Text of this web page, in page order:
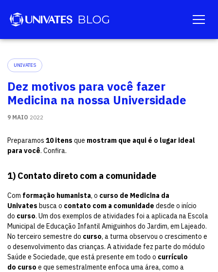
UNIVATES
Dez motivos para você fazer
Medicina na nossa Universidade
9 MAIO 2022
Preparamos 10 itens que mostram que aqui é o lugar ideal
para você. Confira.
1) Contato direto com a comunidade
Com formação humanista, o curso de Medicina da
Univates busca o contato com a comunidade desde o início
do curso. Um dos exemplos de atividades foi a aplicada na Escola
Municipal de Educação Infantil Amiguinhos do Jardim, em Lajeado.
No terceiro semestre do curso, a turma observou o crescimento e
o desenvolvimento das crianças. A atividade fez parte do módulo
Saúde e Sociedade, que está presente em todo o currículo
do curso e que semestralmente enfoca uma área, como a